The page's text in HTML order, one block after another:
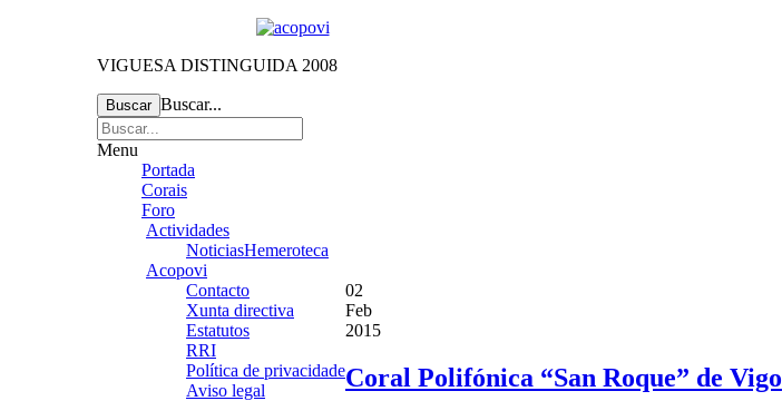
VIGUESA DISTINGUIDA 2008
Buscar Buscar...
Menu
Portada
Corais
Foro
Actividades
NoticiasHemeroteca
Acopovi
Contacto
Xunta directiva
Estatutos
RRI
Política de privacidade
Aviso legal
02
Feb
2015
Coral Polifónica “San Roque” de Vigo